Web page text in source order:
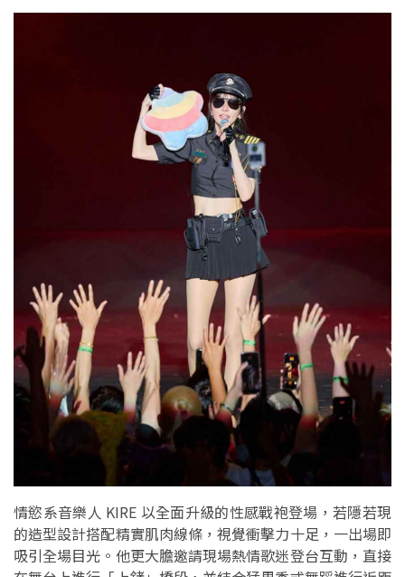
情慾系音樂人 KIRE 以全面升級的性感戰袍登場，若隱若現
的造型設計搭配精實肌肉線條，視覺衝擊力十足，一出場即
吸引全場目光。他更大膽邀請現場熱情歌迷登台互動，直接